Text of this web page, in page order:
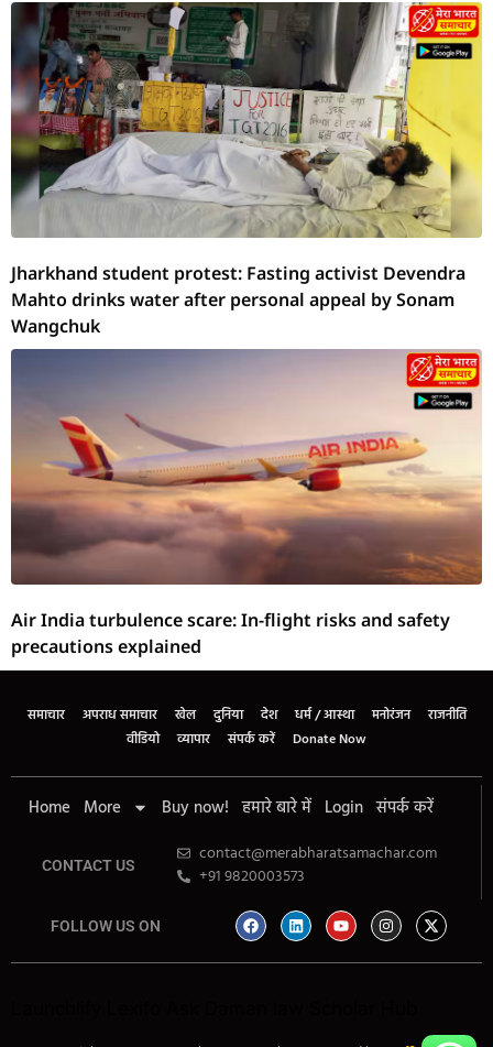
Jharkhand student protest: Fasting activist Devendra
Mahto drinks water after personal appeal by Sonam
Wangchuk
Air India turbulence scare: In-flight risks and safety
precautions explained
समाचार अपराध समाचार खेल दुनिया देश धर्म / आस्था मनोरंजन
राजनीति
वीडियो
व्यापार संपर्क करें Donate Now
Home More Buy now! हमारे बारे में Login संपर्क करें
CONTACT US
contact@merabharatsamachar.com
+91 9820003573
FOLLOW US ON